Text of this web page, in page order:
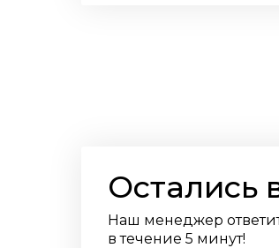
Остались
Наш менеджер
в течение 5 минут!